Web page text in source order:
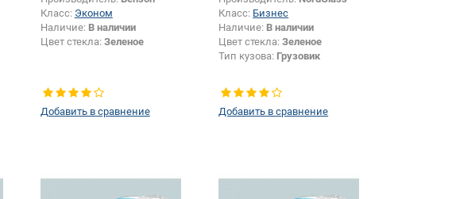
Класс: Эконом
Наличие: В наличии
Цвет стекла: Зеленое
Добавить в сравнение
Класс: Бизнес
Наличие: В наличии
Цвет стекла:Зеленое
Тип кузова: Грузовик
Добавить в сравнение